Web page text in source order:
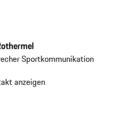
Sportkommunikation
anzeigen